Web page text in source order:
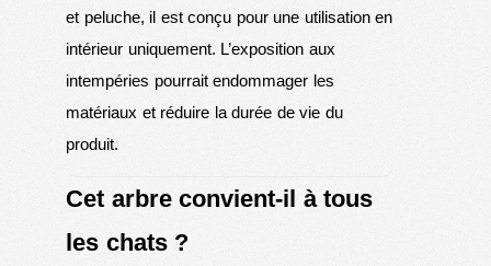
et peluche, il est conçu pour une utilisation en
intérieur uniquement. L’exposition aux
intempéries pourrait endommager les
matériaux et réduire la durée de vie du
produit.
Cet arbre convient-il à tous
les chats ?